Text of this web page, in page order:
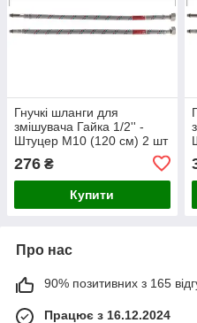
Гнучкі шланги для
змішувача Гайка 1/2'' -
Штуцер M10 (120 см) 2 шт
нержавіюча сталь
276 ₴
Купити
Про нас
90% позитивних з 165
Працює з 16.12.2024